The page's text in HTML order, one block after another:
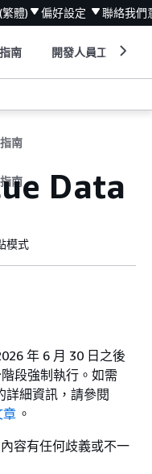
體) 偏好設定 聯絡我們
南 開發人員工具
南
南
Data
模式
年 6 月 30 日之後
段強制執行。如需
詳細資訊，請參閱
章 。
容有任何歧義或不一